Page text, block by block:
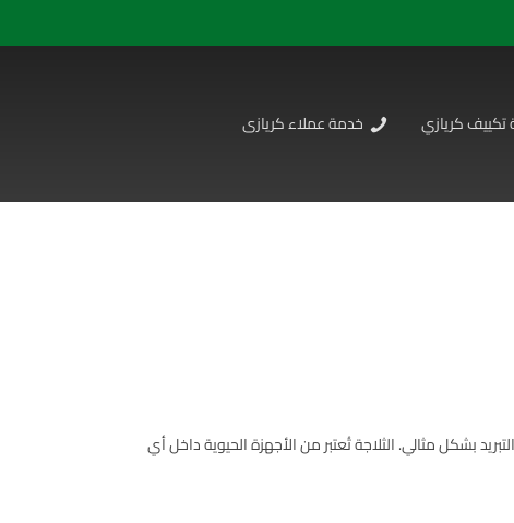
تكييف كريازي خدمة عملاء كريازى
بشكل مثالي. الثلاجة تُعتبر من الأجهزة الحيوية داخل أي